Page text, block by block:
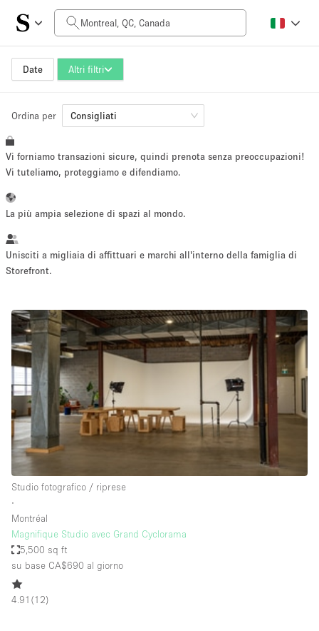
Date Altri filtri
Prezzo al giorno
CA$0
Dimensioni dello spazio
5000+ sq ft
~ 13 persone
artistico
Servizio
fotografico
Conferenza
Acquista
Condividi
Tipo di spazio
Acquista Condividi
Atelier / Laboratorio
Camion
Ordina per Consigliati
Vi forniamo transazioni sicure, quindi prenota senza preoccupazioni!
Vi tuteliamo, proteggiamo e difendiamo.
La più ampia selezione di spazi al mondo.
Unisciti a migliaia di affittuari e marchi all'interno della famiglia di
Storefront.
Studio fotografico / riprese
∙
Montréal
Magnifique Studio avec Grand Cyclorama
5,500 sq ft
su base CA$690 al giorno
4.91 (12)